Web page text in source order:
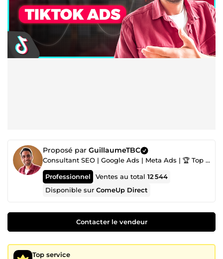
Proposé par GuillaumeTBC
Consultant SEO | Google Ads | Meta Ads | 🏆 Top Freelance n°1
Professionnel Ventes au total12 544
Disponible surComeUp Direct
Contacter le vendeur
Top service